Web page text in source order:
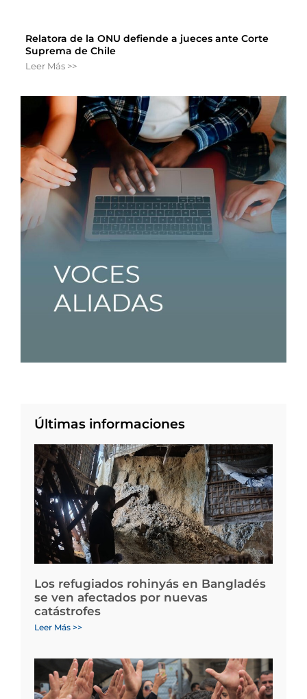
Relatora de la ONU defiende a jueces ante Corte
Suprema de Chile
Leer Más >>
Últimas informaciones
Los refugiados rohinyás en Bangladés
se ven afectados por nuevas
catástrofes
Leer Más >>